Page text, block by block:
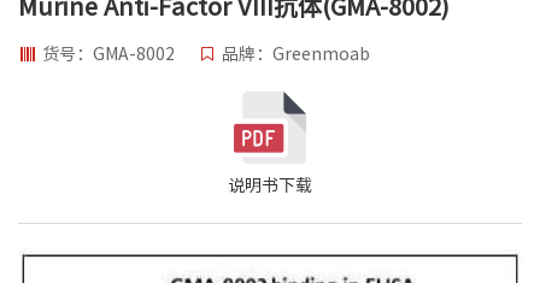
Murine Anti-Factor VIII抗体(GMA-8002)
货号：GMA-8002 品牌：Greenmoab
说明书下载